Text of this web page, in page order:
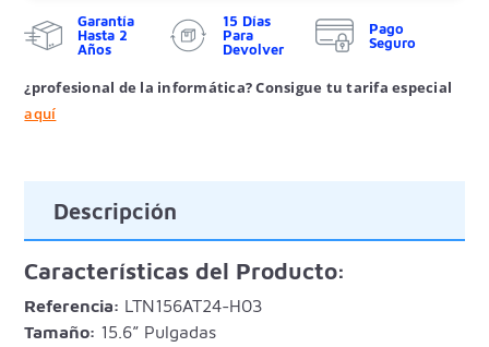
Garantía
Hasta 2
Años
15 Días
Para
Devolver
Pago
Seguro
¿profesional de la informática? Consigue tu tarifa especial
aquí
Descripción
Características del Producto:
Referencia: LTN156AT24-H03
Tamaño: 15.6” Pulgadas